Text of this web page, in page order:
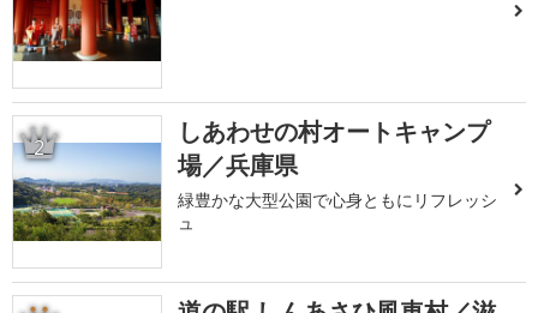
2
しあわせの村オートキャンプ
場／兵庫県
緑豊かな大型公園で心身ともにリフレッシ
ュ